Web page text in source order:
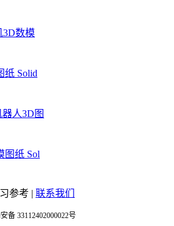
3D数模
纸 Solid
人3D图
图纸 Sol
参考 | 联系我们
备 33112402000022号